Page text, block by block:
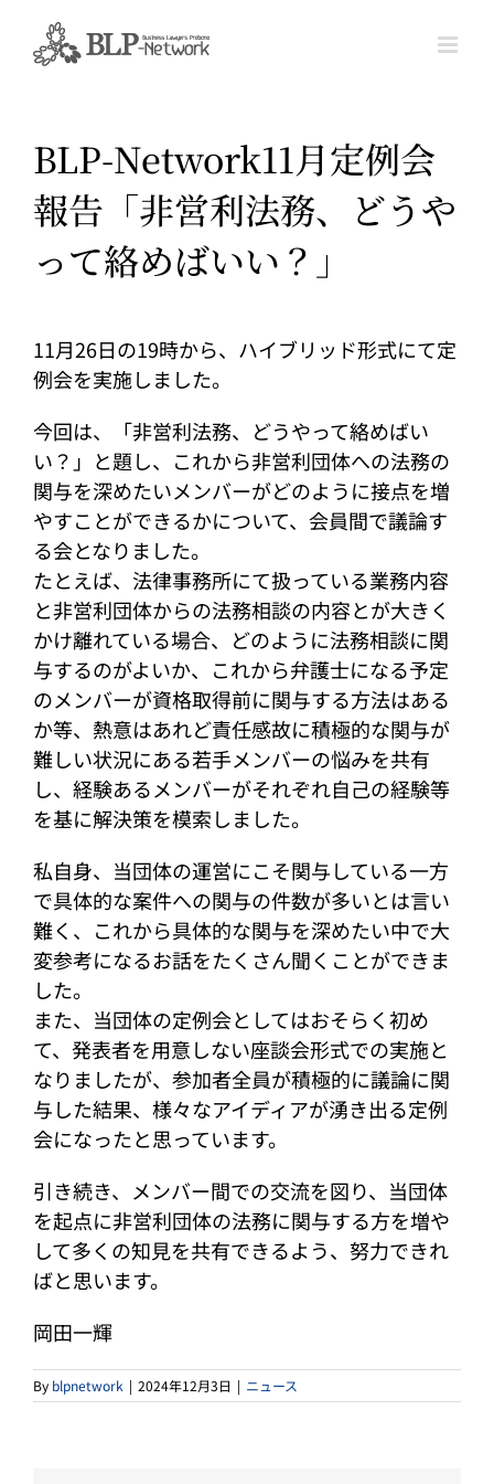
content
BLP-Network11月定例会
報告「非営利法務、どうや
って絡めばいい？」
11月26日の19時から、ハイブリッド形式にて定
例会を実施しました。
今回は、「非営利法務、どうやって絡めばい
い？」と題し、これから非営利団体への法務の
関与を深めたいメンバーがどのように接点を増
やすことができるかについて、会員間で議論す
る会となりました。
たとえば、法律事務所にて扱っている業務内容
と非営利団体からの法務相談の内容とが大きく
かけ離れている場合、どのように法務相談に関
与するのがよいか、これから弁護士になる予定
のメンバーが資格取得前に関与する方法はある
か等、熱意はあれど責任感故に積極的な関与が
難しい状況にある若手メンバーの悩みを共有
し、経験あるメンバーがそれぞれ自己の経験等
を基に解決策を模索しました。
私自身、当団体の運営にこそ関与している一方
で具体的な案件への関与の件数が多いとは言い
難く、これから具体的な関与を深めたい中で大
変参考になるお話をたくさん聞くことができま
した。
また、当団体の定例会としてはおそらく初め
て、発表者を用意しない座談会形式での実施と
なりましたが、参加者全員が積極的に議論に関
与した結果、様々なアイディアが湧き出る定例
会になったと思っています。
引き続き、メンバー間での交流を図り、当団体
を起点に非営利団体の法務に関与する方を増や
して多くの知見を共有できるよう、努力できれ
ばと思います。
岡田一輝
By blpnetwork | 2024年12月3日 | ニュース